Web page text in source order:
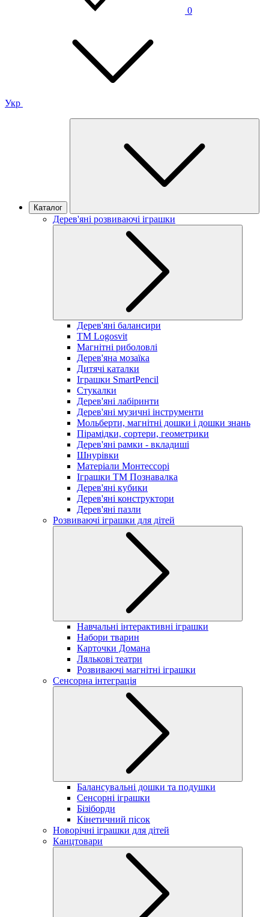
0
Укр
Каталог
Дерев'яні розвиваючі іграшки
Дерев'яні балансири
TM Logosvit
Магнітні риболовлі
Дерев'яна мозаїка
Дитячі каталки
Іграшки SmartPencil
Стукалки
Дерев'яні лабіринти
Дерев'яні музичні інструменти
Мольберти, магнітні дошки і дошки знань
Пірамідки, сортери, геометрики
Дерев'яні рамки - вкладиші
Шнурівки
Матеріали Монтессорі
Іграшки ТМ Познавалка
Дерев'яні кубики
Дерев'яні конструктори
Дерев'яні пазли
Розвиваючі іграшки для дітей
Навчальні інтерактивні іграшки
Набори тварин
Карточки Домана
Лялькові театри
Розвиваючі магнітні іграшки
Сенсорна інтеграція
Балансувальні дошки та подушки
Сенсорні іграшки
Бізіборди
Кінетичний пісок
Новорічні іграшки для дітей
Канцтовари